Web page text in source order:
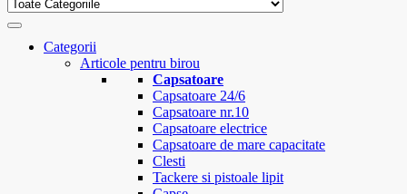
Categorii
Articole pentru birou
Capsatoare
Capsatoare 24/6
Capsatoare nr.10
Capsatoare electrice
Capsatoare de mare capacitate
Clesti
Tackere si pistoale lipit